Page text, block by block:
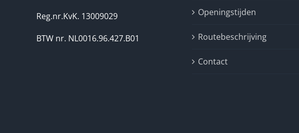
Reg.nr.KvK. 13009029
BTW nr. NL0016.96.427.B01
Openingstijden
Routebeschrijving
Contact